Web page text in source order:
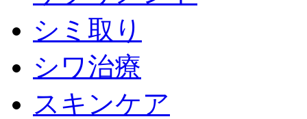
シミ取り
シワ治療
スキンケア